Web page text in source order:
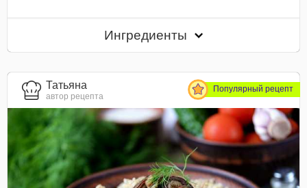
Ингредиенты
Татьяна
автор рецепта
Популярный рецепт